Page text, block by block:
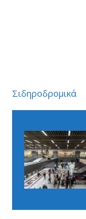
Σιδηροδρομικά